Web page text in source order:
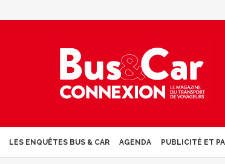
LES ENQUÊTES BUS & CAR AGENDA PUBLICITÉ ET